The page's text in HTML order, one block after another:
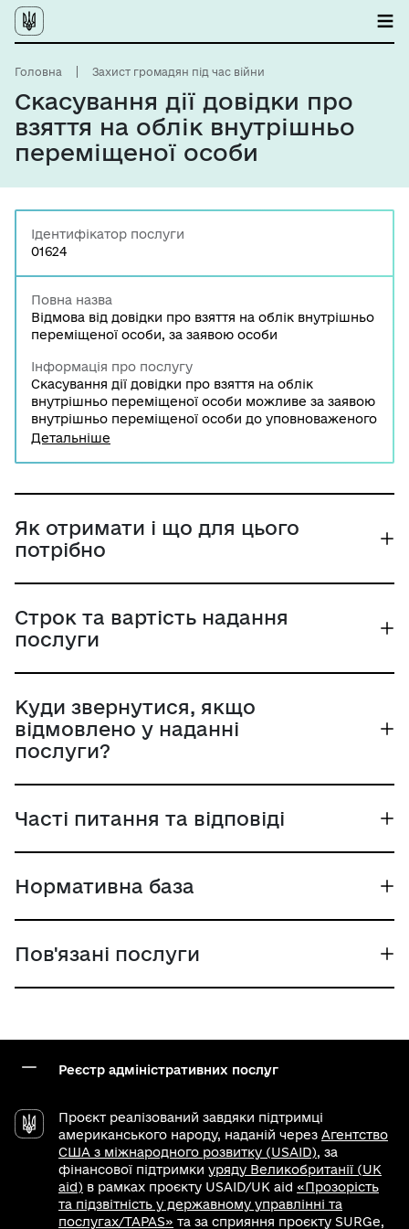
Головна Захист громадян під час війни
Скасування дії довідки про
взяття на облік внутрішньо
переміщеної особи
Ідентифікатор послуги
01624
Повна назва
Відмова від довідки про взяття на облік внутрішньо
переміщеної особи, за заявою особи
Інформація про послугу
Скасування дії довідки про взяття на облік
внутрішньо переміщеної особи можливе за заявою
внутрішньо переміщеної особи до уповноваженого
органу (уповноважений орган територіальної
Детальніше
Як отримати і що для цього
потрібно
Строк та вартість надання
послуги
Куди звернутися, якщо
відмовлено у наданні
послуги?
Часті питання та відповіді
Нормативна база
Пов'язані послуги
Реєстр адміністративних послуг
Проєкт реалізований завдяки підтримці
американського народу, наданій через Агентство
США з міжнародного розвитку (USAID), за
фінансової підтримки уряду Великобританії (UK
aid) в рамках проєкту USAID/UK aid «Прозорість
та підзвітність у державному управлінні та
послугах/TAPAS» та за сприяння проєкту SURGe,